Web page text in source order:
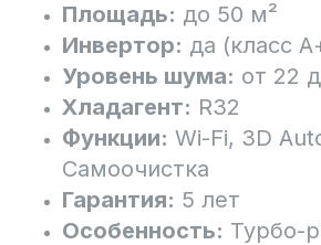
Площадь: до 50 м²
Инвертор: да (класс
Уровень шума: от 22
Хладагент: R32
Функции: Wi-Fi, 3D
Самоочистка
Гарантия: 5 лет
Особенность: Турбо-